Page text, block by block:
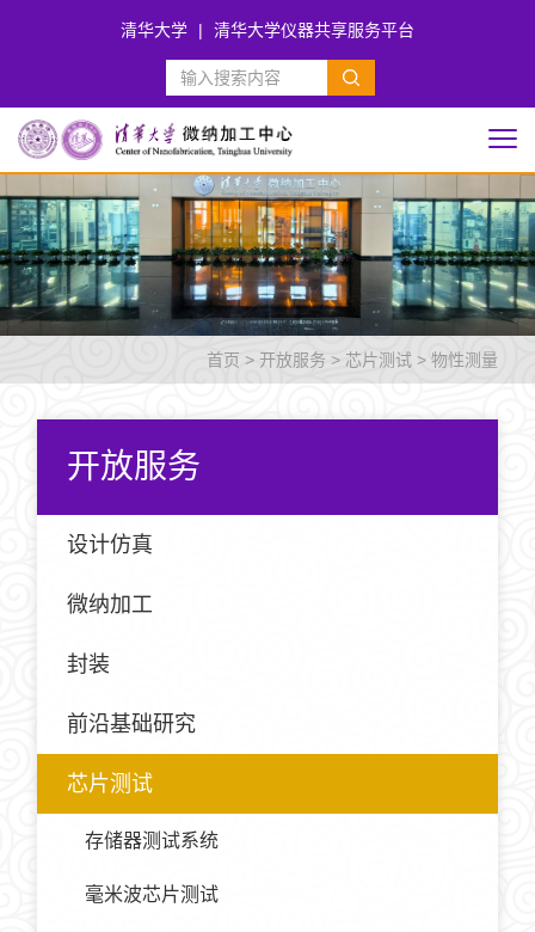
清华大学 | 清华大学仪器共享服务平台
首页 > 开放服务 > 芯片测试 >物性测量
开放服务
设计仿真
微纳加工
封装
前沿基础研究
芯片测试
存储器测试系统
毫米波芯片测试